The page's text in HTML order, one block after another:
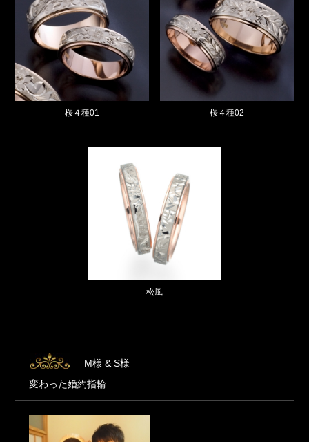
桜４種01 桜４種02
松風
M様 & S様
変わった婚約指輪